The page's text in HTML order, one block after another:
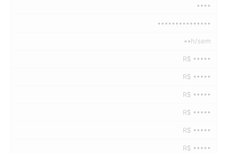
••••
•••••••••••••••
••h/sem
R$ •••••
R$ •••••
R$ •••••
R$ •••••
R$ •••••
R$ •••••